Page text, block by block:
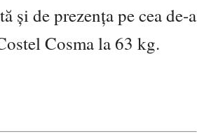
de prezența pe cea de-a
Cosma la 63 kg.